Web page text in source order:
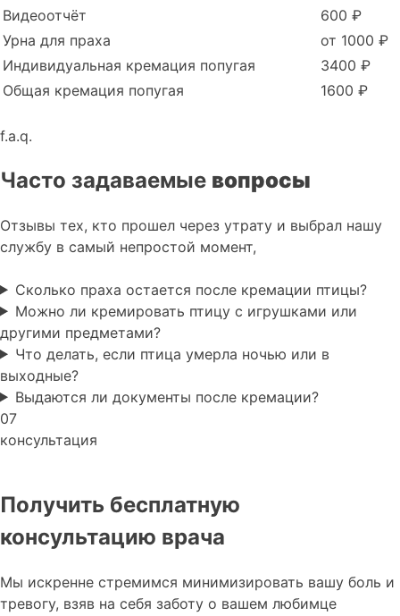
Видеоотчёт
600 ₽
Урна для праха
от 1000 ₽
Индивидуальная кремация попугая
3400 ₽
Общая кремация попугая
1600 ₽
f.a.q.
Часто задаваемые вопросы
Отзывы тех, кто прошел через утрату и выбрал нашу
службу в самый непростой момент,
Сколько праха остается после кремации птицы?
Можно ли кремировать птицу с игрушками или
другими предметами?
Что делать, если птица умерла ночью или в
выходные?
Выдаются ли документы после кремации?
07
консультация
Получить бесплатную
консультацию врача
Мы искренне стремимся минимизировать вашу боль и
тревогу, взяв на себя заботу о вашем любимце